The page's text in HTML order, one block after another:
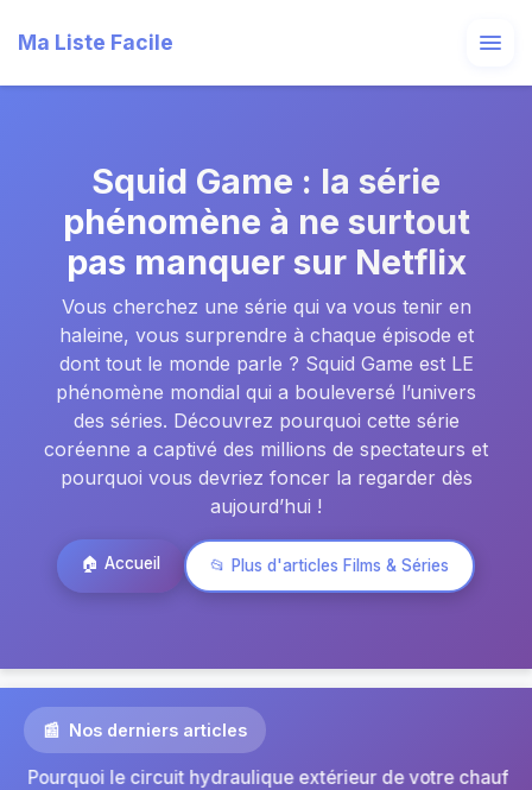
Ma Liste Facile
Squid Game : la série
phénomène à ne surtout
pas manquer sur Netflix
Vous cherchez une série qui va vous tenir en
haleine, vous surprendre à chaque épisode et
dont tout le monde parle ? Squid Game est LE
phénomène mondial qui a bouleversé l’univers
des séries. Découvrez pourquoi cette série
coréenne a captivé des millions de spectateurs et
pourquoi vous devriez foncer la regarder dès
aujourd’hui !
🏠 Accueil 📂 Plus d'articles Films & Séries
Nos derniers articles
| Pièce de liaison au sol cassée : quels